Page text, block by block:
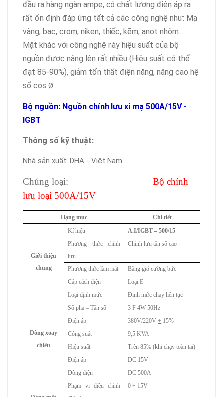
đầu ra hàng ngàn ampe, có chất lượng điện áp ra
rất ổn định đáp ứng tất cả các công nghệ như: Mạ
vàng, bạc, crom, niken, thiếc, kẽm, anot nhôm....
Mặt khác với công nghệ này hiệu suất của bộ
nguồn được nâng lên rất nhiều (Hiệu suất có thể
đạt 85-90%), giảm tổn thất điện năng, nâng cao hệ
số cos Ø .
Bộ nguồn: Nguồn chỉnh lưu xi mạ 500A/15V -
IGBT
Thông số kỹ thuật:
Nhà sản xuất: DHA - Việt Nam
Chủng loại: Bộ chỉnh
lưu loại 500A/15V
Hạng mục Chi tiết
Giới thiệu
chung
Kí hiệu
A.I/IGBT – 500/15
Phương thức chỉnh
lưu
Chỉnh lưu tần số cao
Phương thức làm mát
Bằng gió cưỡng bức
Cấp cách điện
Loại E
Loại định mức
Định mức chạy liên tục
Dòng xoay
chiều
Số pha – Tần số 3F 4W 50Hz
Điện áp
380V/220V+ 15%
Công suất
9,5 KVA
Hiệu suất
Trên 85% (khi chạy toàn tải)
Điện áp
DC 15V
Dòng điện
DC 500A
Phạm vi điều chỉnh
0 ÷ 15V